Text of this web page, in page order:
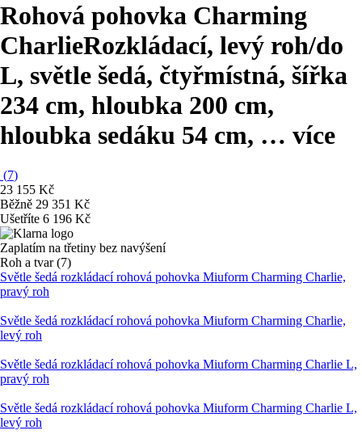
Rohová pohovka Charming
CharlieRozkládací, levý roh/do
L, světle šedá, čtyřmístná, šířka
234 cm, hloubka 200 cm,
hloubka sedáku 54 cm, … více
(7)
23 155 Kč
Běžně 29 351 Kč
Ušetříte 6 196 Kč
Zaplatím na třetiny bez navýšení
Roh a tvar (7)
Světle šedá rozkládací rohová pohovka Miuform Charming Charlie,
pravý roh
Světle šedá rozkládací rohová pohovka Miuform Charming Charlie,
levý roh
Světle šedá rozkládací rohová pohovka Miuform Charming Charlie L,
pravý roh
Světle šedá rozkládací rohová pohovka Miuform Charming Charlie L,
levý roh